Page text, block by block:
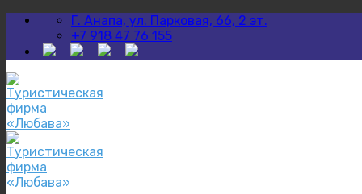
Skip
content
Г. Анапа, ул. Парковая, 66, 2 эт.
+7 918 47 76 155